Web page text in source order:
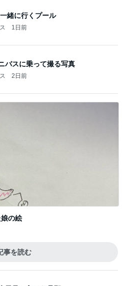
緒に行くプール
1日前
バスに乗って撮る写真
2日前
の絵
事を読む